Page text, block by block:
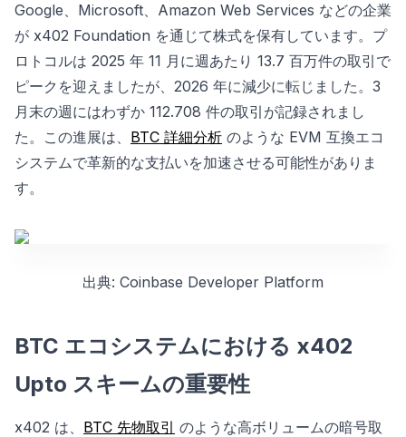
Google、Microsoft、Amazon Web Services などの企業
が x402 Foundation を通じて株式を保有しています。プ
ロトコルは 2025 年 11 月に週あたり 13.7 百万件の取引で
ピークを迎えましたが、2026 年に減少に転じました。3
月末の週にはわずか 112.708 件の取引が記録されまし
た。この進展は、 BTC 詳細分析 のような EVM 互換エコ
システムで革新的な支払いを加速させる可能性がありま
す。
出典: Coinbase Developer Platform
BTC エコシステムにおける x402
Upto スキームの重要性
x402 は、 BTC 先物取引 のような高ボリュームの暗号取